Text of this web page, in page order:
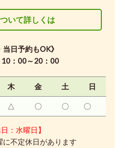
いて詳しくは
当日予約もOK》
10：00～20：00
木 金 土 日
△ 〇 〇 〇
日：水曜日】
に不定休日があります